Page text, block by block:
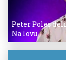
Peter Poles
Na lovu